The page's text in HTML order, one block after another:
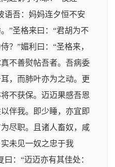
语吾：妈妈连夕恒不安
”圣格来曰：“君胡为不
？”媚利曰：“圣格来，
不善熨帖吾者。吾病委
，而肺叶亦为之动。更
不获保。迈迈果感吾恩
伴我。即少睡，亦宜即
尽职。且诸人畜奴，咸
未见一奴之忠于我
：“迈迈亦有其佳处：